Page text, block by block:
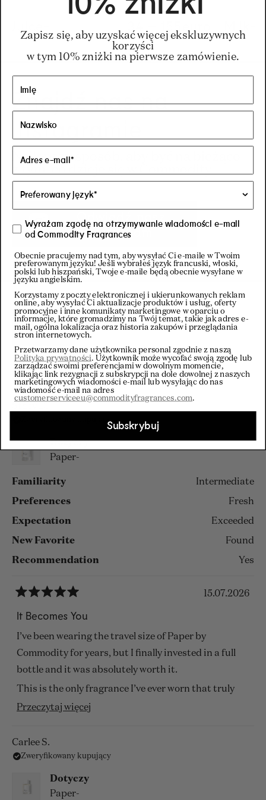
Znajdź nas na
Instagramie
Najlepszy sposób, aby być na bieżąco
Odwiedź nasz
Instagram
Filtry
Sortuj
Zweryfikowany kupujący
Dotyczy
Paper-
Familiarity Intermediate
Preferences Fresh
Expectation Exceeded
New Favorite Found
Recommendation Yes
na
5
z
5
gwiazdek
15.07.2026
It Becomes You
I’ve been wearing the travel size of Paper by
Commodity for years, but I finally invested in a full
bottle and it was absolutely worth it.
This is the only fragrance I’ve ever worn that truly
evolves with my body chemistry throughout the day.
more personal, blending seamlessly into my own
natural scent. On me, it transforms into the most
beautiful balance of soft woods, musk, vanilla, and
delicate paperwhite.
Przeczytaj więcej
tej
Carlee S.
Zweryfikowany kupujący
Dotyczy
Paper-
Wczytywanie...
Zapisz się, aby uzyskać więcej ekskluzywnych
korzyści
w tym 10% zniżki na pierwsze zamówienie.
Wyrażam zgodę na otrzymywanie wiadomości e-mail
od Commodity Fragrances
Obecnie pracujemy nad tym, aby wysyłać Ci e-maile w Twoim
preferowanym języku! Jeśli wybrałeś język francuski, włoski,
polski lub hiszpański, Twoje e-maile będą obecnie wysyłane w
języku angielskim.
Korzystamy z poczty elektronicznej i ukierunkowanych reklam
online, aby wysyłać Ci aktualizacje produktów i usług, oferty
promocyjne i inne komunikaty marketingowe w oparciu o
informacje, które gromadzimy na Twój temat, takie jak adres e-
mail, ogólna lokalizacja oraz historia zakupów i przeglądania
stron internetowych.
Przetwarzamy dane użytkownika personal zgodnie z naszą
Polityka prywatności. Użytkownik może wycofać swoją zgodę lub
zarządzać swoimi preferencjami w dowolnym momencie,
klikając link rezygnacji z subskrypcji na dole dowolnej z naszych
marketingowych wiadomości e-mail lub wysyłając do nas
wiadomość e-mail na adres
customerserviceeu@commodityfragrances.com.
Subskrybuj